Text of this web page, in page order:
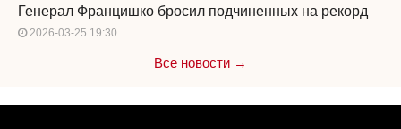
Генерал Францишко бросил подчиненных на рекорд
2026-03-25 19:30
Все новости →